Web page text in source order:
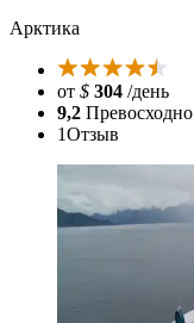
Арктика
от $ 304 /день
9,2 Превосходно
1Отзыв